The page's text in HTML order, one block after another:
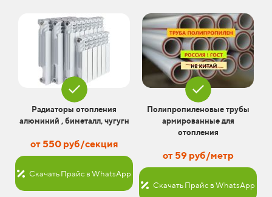
Радиаторы отопления
алюминий , биметалл, чугугн
от 550 руб/секция
Скачать Прайс в WhatsApp
Полипропиленовые трубы
армированные для
отопления
от 59 руб/метр
Скачать Прайс в WhatsApp